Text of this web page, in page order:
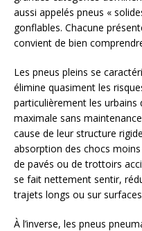
aussi appelés pneus «
gonflables. Chacune
convient de bien
Les pneus pleins se
élimine quasiment les
particulièrement les urbains
maximale sans
cause de leur structure
absorption des chocs
de pavés ou de trottoirs
se fait nettement sentir,
trajets longs ou sur
À l’inverse, les pneus